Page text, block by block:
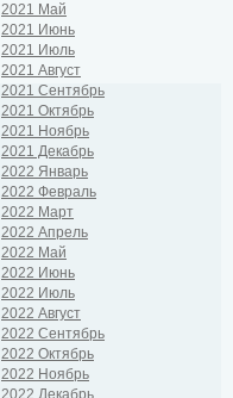
2021 Май
2021 Июнь
2021 Июль
2021 Август
2021 Сентябрь
2021 Октябрь
2021 Ноябрь
2021 Декабрь
2022 Январь
2022 Февраль
2022 Март
2022 Апрель
2022 Май
2022 Июнь
2022 Июль
2022 Август
2022 Сентябрь
2022 Октябрь
2022 Ноябрь
2022 Декабрь